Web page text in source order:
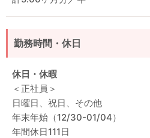
勤務時間・休日
休日・休暇
＜正社員＞
日曜日、祝日、その他
年末年始（12/30-01/04）
年間休日111日